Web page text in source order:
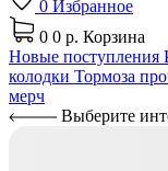
0 Избранное
0 0 р. Корзина
Новые поступления
колодки Тормоза
мерч
Выберите